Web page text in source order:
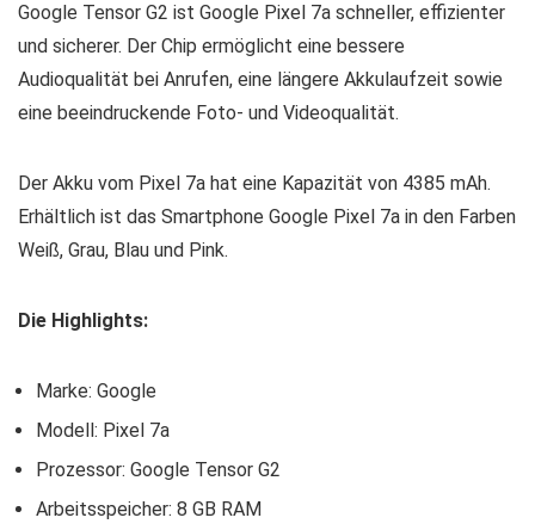
Google Tensor G2 ist Google Pixel 7a schneller, effizienter
und sicherer. Der Chip ermöglicht eine bessere
Audioqualität bei Anrufen, eine längere Akkulaufzeit sowie
eine beeindruckende Foto- und Videoqualität.
Der Akku vom Pixel 7a hat eine Kapazität von 4385 mAh.
Erhältlich ist das Smartphone Google Pixel 7a in den Farben
Weiß, Grau, Blau und Pink.
Die Highlights:
Marke: Google
Modell: Pixel 7a
Prozessor: Google Tensor G2
Arbeitsspeicher: 8 GB RAM